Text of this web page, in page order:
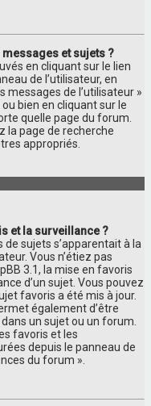
et sujets ?
en cliquant sur le lien
de l’utilisateur, en
messages de l’utilisateur »
bien en cliquant sur le
quelle page du forum.
la page de recherche
appropriés.
et la surveillance ?
sujets s’apparentait à la
Vous n’étiez pas
3.1, la mise en favoris
d’un sujet. Vous pouvez
favoris a été mis à jour.
également d’être
un sujet ou un forum.
favoris et les
depuis le panneau de
du forum ».